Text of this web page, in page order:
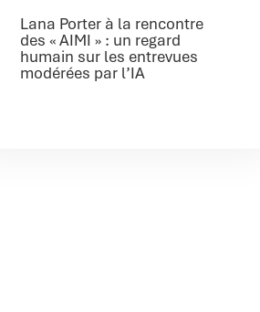
Lana Porter à la rencontre
des « AIMI » : un regard
humain sur les entrevues
modérées par l’IA